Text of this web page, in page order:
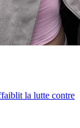
la lutte contre